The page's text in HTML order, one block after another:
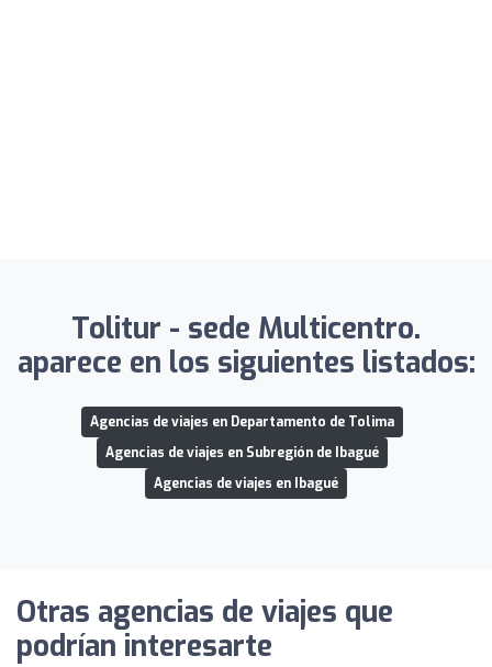
Tolitur - sede Multicentro.
aparece en los siguientes listados:
Agencias de viajes en Departamento de Tolima
Agencias de viajes en Subregión de Ibagué
Agencias de viajes en Ibagué
Otras agencias de viajes que
podrían interesarte